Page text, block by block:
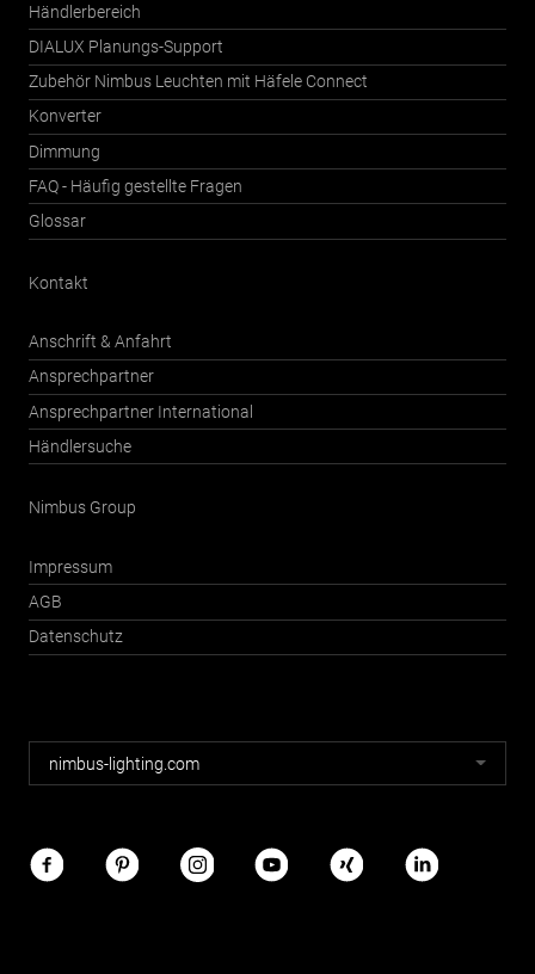
Händlerbereich
DIALUX Planungs-Support
Zubehör Nimbus Leuchten mit Häfele Connect
Konverter
Dimmung
FAQ - Häufig gestellte Fragen
Glossar
Kontakt
Anschrift & Anfahrt
Ansprechpartner
Ansprechpartner International
Händlersuche
Nimbus Group
Impressum
AGB
Datenschutz
Nimbus
Webseiten
nimbus-lighting.com
Nimbus
im